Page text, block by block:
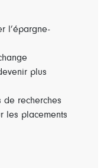
l’épargne-
plus
de recherches
les placements